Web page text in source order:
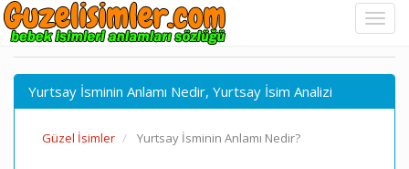
Yurtsay İsminin Anlamı Nedir, Yurtsay İsim Analizi
Güzel İsimler Yurtsay İsminin Anlamı Nedir?